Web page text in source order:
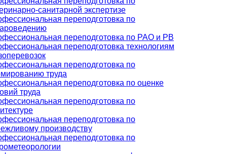
санитарной экспертизе
переподготовка по
переподготовка по РАО и РВ
переподготовка технологиям
переподготовка по
труда
переподготовка по оценке
труда
переподготовка по
переподготовка по
производству
переподготовка по